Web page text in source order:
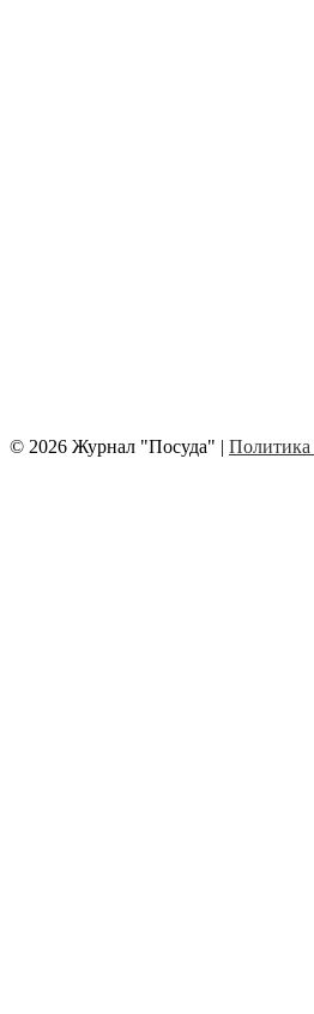
© 2026 Журнал "Посуда" | Политика